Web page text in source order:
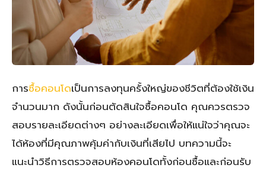
การซื้อคอนโดเป็นการลงทุนครั้งใหญ่ของชีวิตที่ต้องใช้เงิน
จำนวนมาก ดังนั้นก่อนตัดสินใจซื้อคอนโด คุณควรตรวจ
สอบรายละเอียดต่างๆ อย่างละเอียดเพื่อให้แน่ใจว่าคุณจะ
ได้ห้องที่มีคุณภาพคุ้มค่ากับเงินที่เสียไป บทความนี้จะ
แนะนำวิธีการตรวจสอบห้องคอนโดทั้งก่อนซื้อและก่อนรับ